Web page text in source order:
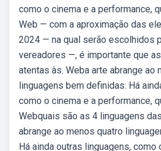
como o cinema e a performance,
Web — com a aproximação das
2024 — na qual serão escolhidos
vereadores —, é importante que
atentas às. Weba arte abrange ao
linguagens bem definidas: Há
como o cinema e a performance,
Webquais são as 4 linguagens
abrange ao menos quatro
Há ainda outras linguagens, como